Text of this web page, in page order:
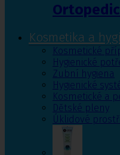
Kosmetika a
Kosmetické
Hygienické
Zubní hygiena
Hygienické
Kosmetické a
Dětské pleny
Úklidové